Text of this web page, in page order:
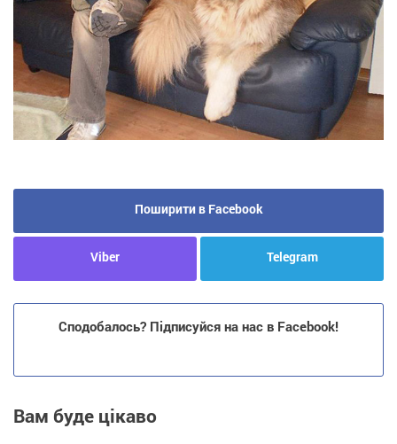
Поширити в Facebook
Viber Telegram
Сподобалось? Підписуйся на нас в Facebook!
Вам буде цікаво